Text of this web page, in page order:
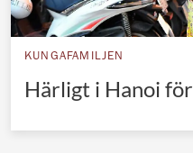
KUNGAFAMILJEN
Härligt i Hanoi